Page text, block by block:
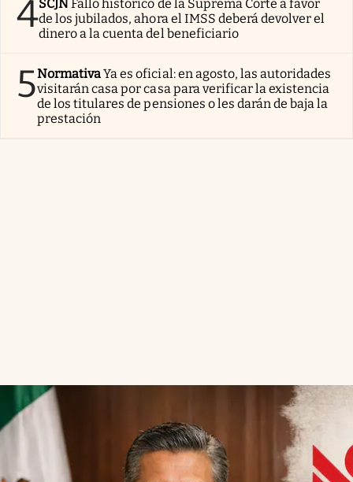
4SCJN Fallo histórico de la Suprema Corte a favor
de los jubilados, ahora el IMSS deberá devolver el
dinero a la cuenta del beneficiario
5NormativaYa es oficial: en agosto, las autoridades
visitarán casa por casa para verificar la existencia
de los titulares de pensiones o les darán de baja la
prestación